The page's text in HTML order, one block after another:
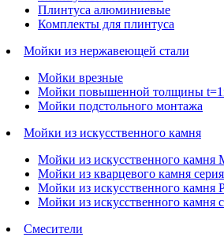
Плинтуса алюминиевые
Комплекты для плинтуса
Мойки из нержавеющей стали
Мойки врезные
Мойки повышенной толщины
Мойки подстольного монтажа
Мойки из искусственного камня
Мойки из искусственного
Мойки из кварцевого камня
Мойки из искусственного камня
Мойки из искусственного камня
Смесители